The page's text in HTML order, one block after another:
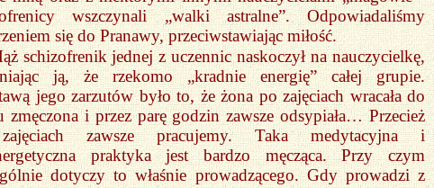
wszczynali „walki astralne”. Odpowiadaliśmy
się do Pranawy, przeciwstawiając miłość.
schizofrenik jednej z uczennic naskoczył na nauczycielkę,
ją, że rzekomo „kradnie energię” całej grupie.
jego zarzutów było to, że żona po zajęciach wracała do
zmęczona i przez parę godzin zawsze odsypiała… Przecież
zawsze pracujemy. Taka medytacyjna i
praktyka jest bardzo męcząca. Przy czym
dotyczy to właśnie prowadzącego. Gdy prowadzi z